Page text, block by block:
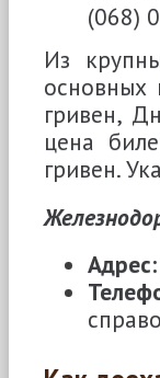
(068)
Из
основных
гривен,
цена
гривен.
Адрес: